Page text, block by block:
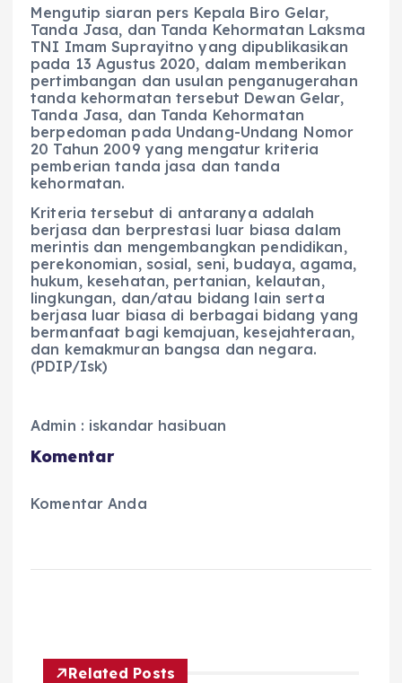
Mengutip siaran pers Kepala Biro Gelar,
Tanda Jasa, dan Tanda Kehormatan Laksma
TNI Imam Suprayitno yang dipublikasikan
pada 13 Agustus 2020, dalam memberikan
pertimbangan dan usulan penganugerahan
tanda kehormatan tersebut Dewan Gelar,
Tanda Jasa, dan Tanda Kehormatan
berpedoman pada Undang-Undang Nomor
20 Tahun 2009 yang mengatur kriteria
pemberian tanda jasa dan tanda
kehormatan.
Kriteria tersebut di antaranya adalah
berjasa dan berprestasi luar biasa dalam
merintis dan mengembangkan pendidikan,
perekonomian, sosial, seni, budaya, agama,
hukum, kesehatan, pertanian, kelautan,
lingkungan, dan/atau bidang lain serta
berjasa luar biasa di berbagai bidang yang
bermanfaat bagi kemajuan, kesejahteraan,
dan kemakmuran bangsa dan negara.
(PDIP/Isk)
Admin : iskandar hasibuan
Komentar
Komentar Anda
Related Posts